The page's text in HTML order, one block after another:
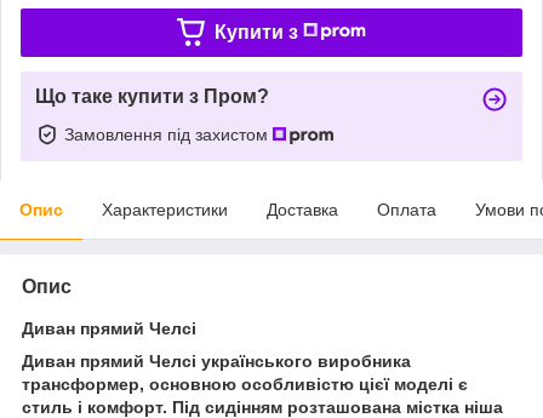
Купити з
Що таке купити з Пром?
Замовлення під захистом
Опис Характеристики Доставка Оплата Умови
Опис
Диван прямий Челсі
Диван прямий Челсі українського виробника
трансформер, основною особливістю цієї моделі є
стиль і комфорт. Під сидінням розташована містка ніша